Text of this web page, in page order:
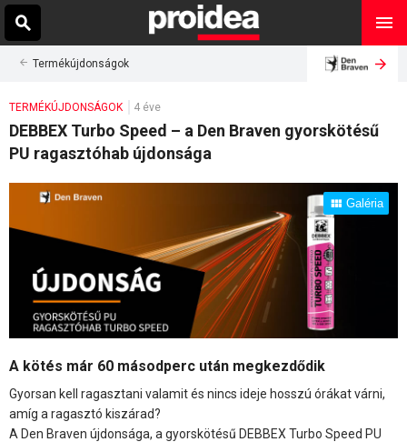
Termékújdonságok
TERMÉKÚJDONSÁGOK 4 éve
DEBBEX Turbo Speed – a Den Braven gyorskötésű
PU ragasztóhab újdonsága
Galéria
A kötés már 60 másodperc után megkezdődik
Gyorsan kell ragasztani valamit és nincs ideje hosszú órákat várni,
amíg a ragasztó kiszárad?
A Den Braven újdonsága, a gyorskötésű DEBBEX Turbo Speed PU